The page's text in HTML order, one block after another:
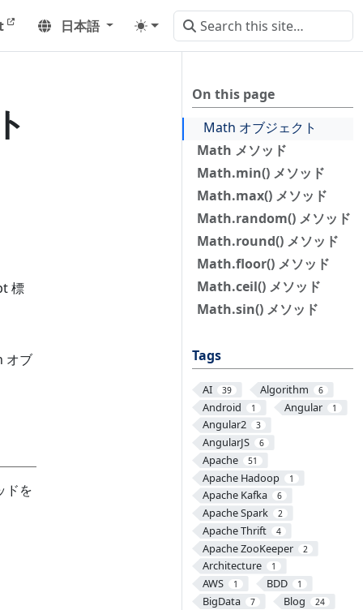
日本語
On this page
Math オブジェクト
Math メソッド
Math.min() メソッド
Math.max() メソッド
Math.random() メソッド
Math.round() メソッド
Math.floor() メソッド
Math.ceil() メソッド
Math.sin() メソッド
Tags
AI 39 Algorithm 6
Android 1 Angular 1
Angular2 3
AngularJS 6
Apache 51
Apache Hadoop 1
Apache Kafka 6
Apache Spark 2
Apache Thrift 4
Apache ZooKeeper 2
Architecture 1
AWS 1 BDD 1
BigData 7 Blog 24
標
オブ
ドを